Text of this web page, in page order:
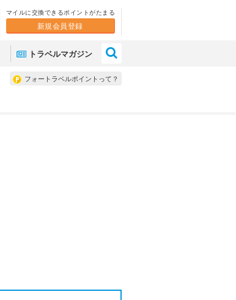
マイルに交換できるポイントがたまる
新規会員登録
トラベルマガジン
フォートラベルポイントって？